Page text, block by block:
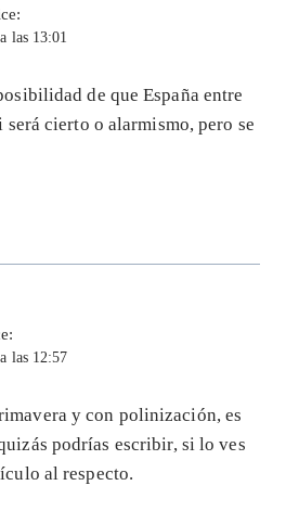
las 13:01
de que España entre
cierto o alarmismo, pero se
las 12:57
y con polinización, es
podrías escribir, si lo ves
al respecto.